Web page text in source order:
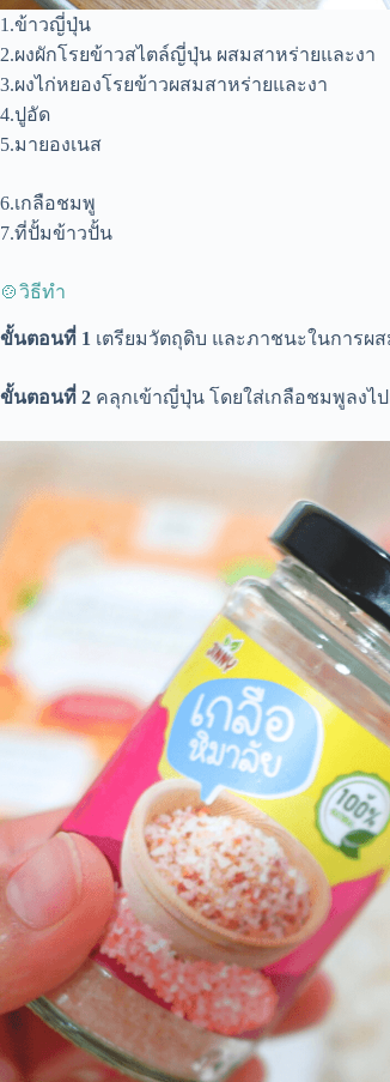
1.ข้าวญี่ปุ่น
2.ผงผักโรยข้าวสไตล์ญี่ปุ่น ผสมสาหร่ายและงา
3.ผงไก่หยองโรยข้าวผสมสาหร่ายและงา
4.ปูอัด
5.มายองเนส
6.เกลือชมพู
7.ที่ปั้มข้าวปั้น
🍲วิธีทำ
ขั้นตอนที่ 1 เตรียมวัตถุดิบ และภาชนะในการผส
ขั้นตอนที่ 2 คลุกเข้าญี่ปุ่น โดยใส่เกลือชมพูลงไ